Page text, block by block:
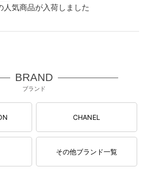
人気商品が入荷しました
BRAND
ブランド
CHANEL
その他ブランド一覧